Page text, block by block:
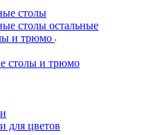
столы
столы остальные
и трюмо
столы и трюмо
для цветов